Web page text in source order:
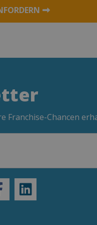
Franchise-Chancen
linkedin